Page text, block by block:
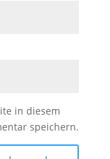
in diesem
speichern.